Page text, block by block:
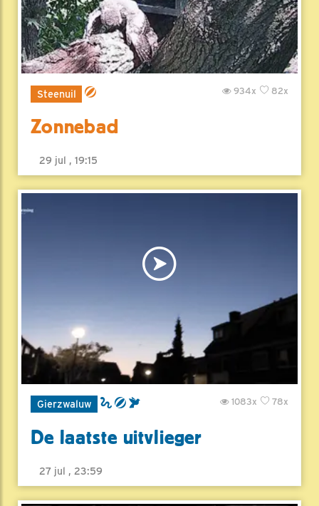
Steenuil 82x
934x
Zonnebad
29 jul , 19:15
Gierzwaluw 78x
1083x
De laatste uitvlieger
27 jul , 23:59